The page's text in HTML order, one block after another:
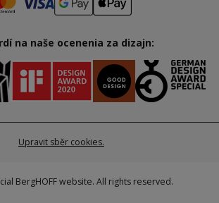
na naše ocenenia za dizajn:
Upravit sběr cookies.
BergHOFF website. All rights reserved.